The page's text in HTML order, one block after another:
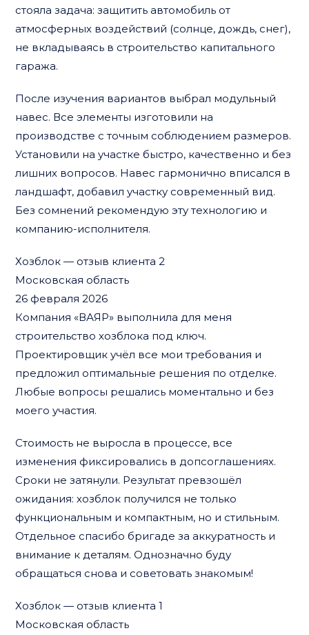
стояла задача: защитить автомобиль от
атмосферных воздействий (солнце, дождь, снег),
не вкладываясь в строительство капитального
гаража.
После изучения вариантов выбрал модульный
навес. Все элементы изготовили на
производстве с точным соблюдением размеров.
Установили на участке быстро, качественно и без
лишних вопросов. Навес гармонично вписался в
ландшафт, добавил участку современный вид.
Без сомнений рекомендую эту технологию и
компанию-исполнителя.
Хозблок — отзыв клиента 2
Московская область
26 февраля 2026
Компания «ВАЯР» выполнила для меня
строительство хозблока под ключ.
Проектировщик учёл все мои требования и
предложил оптимальные решения по отделке.
Любые вопросы решались моментально и без
моего участия.
Стоимость не выросла в процессе, все
изменения фиксировались в допсоглашениях.
Сроки не затянули. Результат превзошёл
ожидания: хозблок получился не только
функциональным и компактным, но и стильным.
Отдельное спасибо бригаде за аккуратность и
внимание к деталям. Однозначно буду
обращаться снова и советовать знакомым!
Хозблок — отзыв клиента 1
Московская область